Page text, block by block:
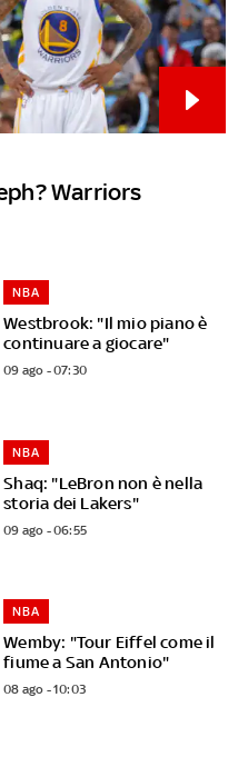
Warriors
Westbrook: "Il mio piano è
continuare a giocare"
NBA
09 ago - 07:30
Shaq: "LeBron non è nella
storia dei Lakers"
NBA
09 ago - 06:55
Wemby: "Tour Eiffel come il
fiume a San Antonio"
NBA
08 ago - 10:03